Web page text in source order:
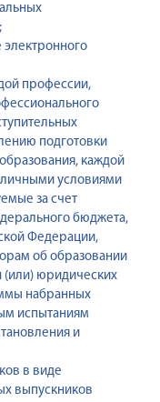
электронного
профессии,
подготовки
каждой
условиями
за счет
бюджета,
Федерации,
об образовании
(или) юридических
набранных
испытаниям
и
в виде
выпускников